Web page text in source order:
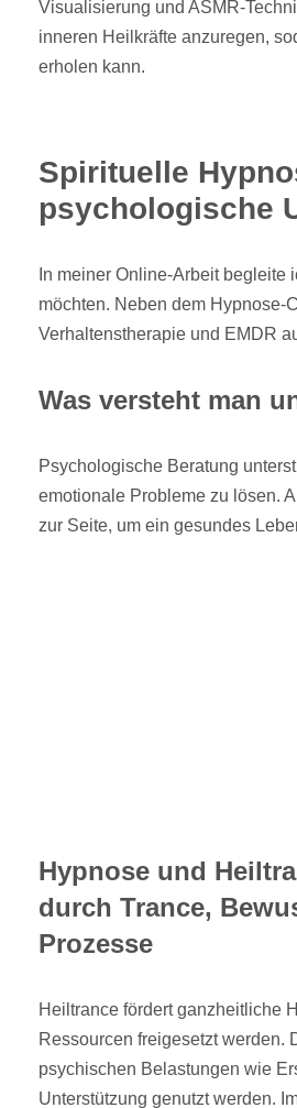
Visualisierung und ASMR-
inneren Heilkräfte anzuregen,
erholen kann.
Spirituelle
psychologische
In meiner Online-Arbeit
möchten. Neben dem Hypnose-
Verhaltenstherapie und EMDR
Was versteht man
Psychologische Beratung
emotionale Probleme zu lösen.
zur Seite, um ein gesundes
Hypnose und
durch Trance,
Prozesse
Heiltrance fördert ganzheitliche
Ressourcen freigesetzt werden.
psychischen Belastungen wie
Unterstützung genutzt werden.